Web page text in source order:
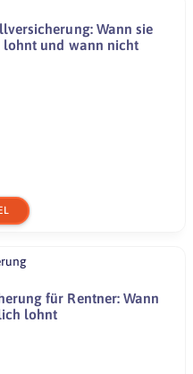
Wann sie
und wann nicht
für Rentner: Wann
lohnt